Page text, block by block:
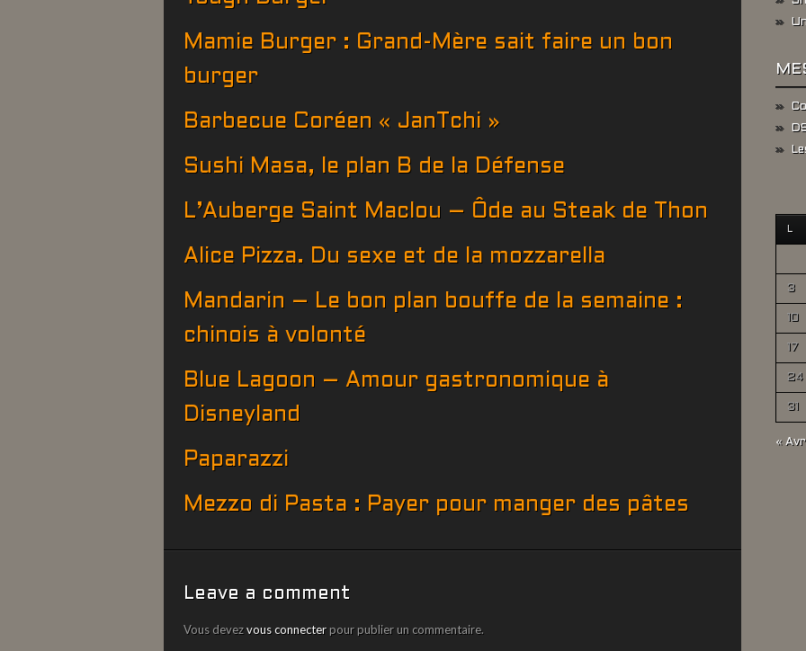
Mamie Burger : Grand-Mère sait faire un bon
burger
Barbecue Coréen « JanTchi »
Sushi Masa, le plan B de la Défense
L’Auberge Saint Maclou – Ôde au Steak de Thon
Alice Pizza. Du sexe et de la mozzarella
Mandarin – Le bon plan bouffe de la semaine :
chinois à volonté
Blue Lagoon – Amour gastronomique à
Disneyland
Paparazzi
Mezzo di Pasta : Payer pour manger des pâtes
Leave a comment
Vous devezvous connecterpour publier un commentaire.
L
3
10
17
24
31
« Avr